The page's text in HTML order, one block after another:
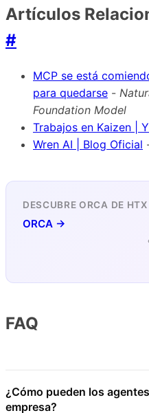
Artículos
#
MCP se está
para quedarse -
Foundation Model
Trabajos en Kaizen |
Wren AI | Blog Oficial
DESCUBRE ORCA DE HTX
ORCA →
FAQ
¿Cómo pueden los
empresa?